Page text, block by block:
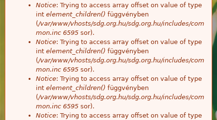
Notice: Trying to access array offset on value of type
int element_children() függvényben
(/var/www/vhosts/sdg.org.hu/sdg.org.hu/includes/com
mon.inc 6595 sor).
Notice: Trying to access array offset on value of type
int element_children() függvényben
(/var/www/vhosts/sdg.org.hu/sdg.org.hu/includes/com
mon.inc 6595 sor).
Notice: Trying to access array offset on value of type
int element_children() függvényben
(/var/www/vhosts/sdg.org.hu/sdg.org.hu/includes/com
mon.inc 6595 sor).
Notice: Trying to access array offset on value of type